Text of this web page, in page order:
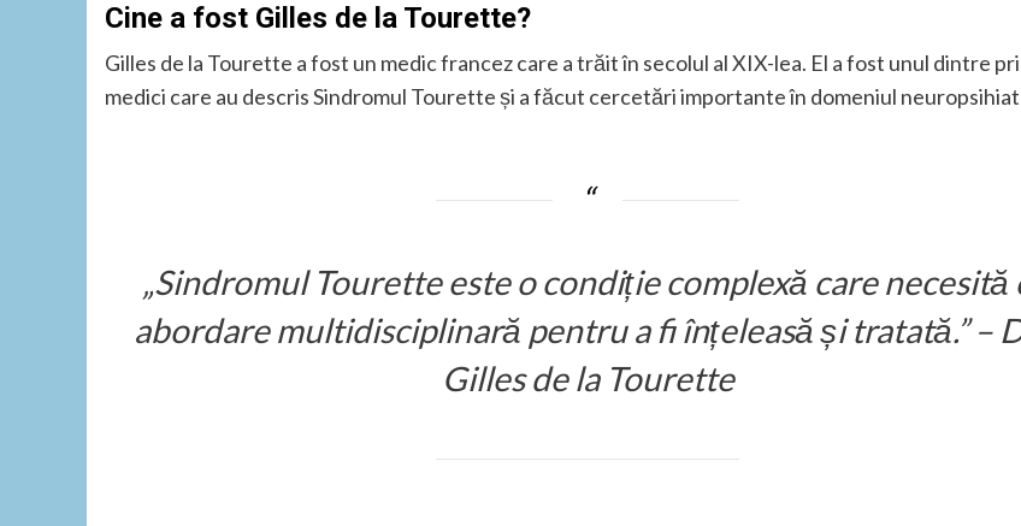
Cine a fost Gilles de la Tourette?
Gilles de la Tourette a fost un medic francez care a trăit în secolul al XIX-lea. El a fost unul dintre
medici care au descris Sindromul Tourette și a făcut cercetări importante în domeniul
„Sindromul Tourette este o condiție complexă care necesită
abordare multidisciplinară pentru a fi înțeleasă și tratată.” –
Gilles de la Tourette